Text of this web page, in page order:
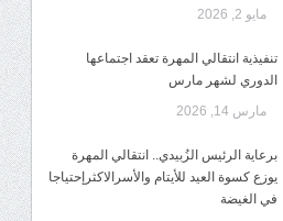
مايو 2, 2026
تنفيذية انتقالي المهرة تعقد اجتماعها
الدوري لشهر مارس
مارس 14, 2026
برعاية الرئيس الزُبيدي.. انتقالي المهرة
يوزع كسوة العيد للأيتام والأسرالاكثرإحتياجا
في الغيضة